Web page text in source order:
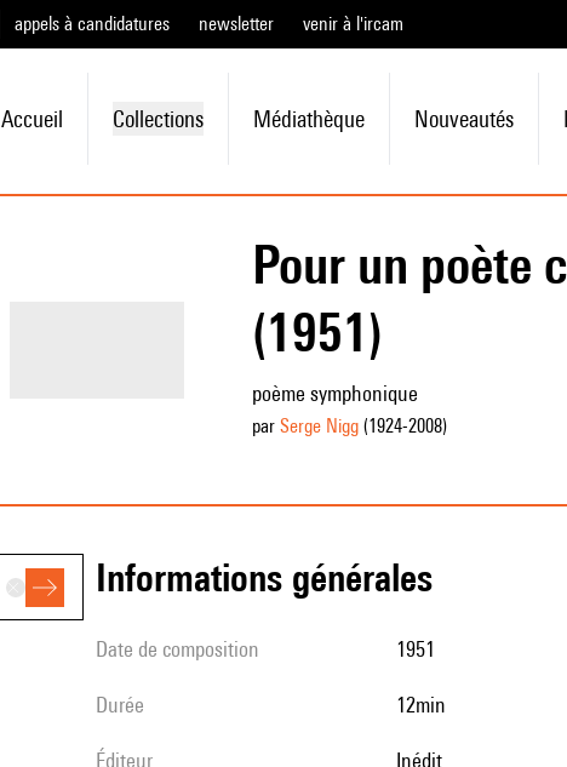
appels à candidatures newsletter venir à l'ircam
Accueil Collections Médiathèque Nouveautés
Pour un poète
(1951)
poème symphonique
par Serge Nigg(1924-2008)
informations générales
date de composition 1951
durée 12min
éditeur Inédit